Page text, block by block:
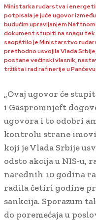
Ministarka rudarstva i
potpisala je juče ugovor
budućim upravljanjem
dokument stupiti na snagu tek
saopštilo je Ministarstvo
prethodno usvojila Vlada
postane većinski vlasnik,
tržišta i rad rafinerije u Pančevu.
„Ovaj ugovor će
i Gaspromnjeft
ugovora i to odobri
kontrolu strane
koji je Vlada Srbije
odsto akcija u NIS-u,
narednih 10 godina
radila četiri godine
sankcija. Sporazum
do poremećaja u